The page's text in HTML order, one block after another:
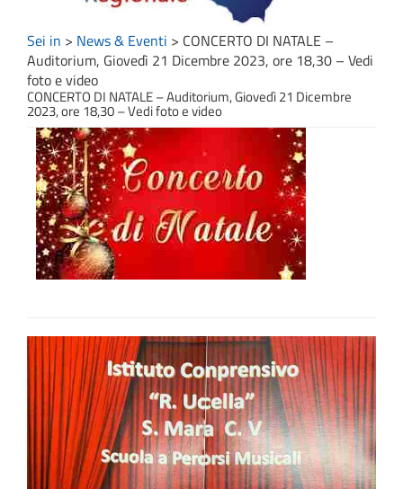
Sei in > News & Eventi > CONCERTO DI NATALE –
Auditorium, Giovedì 21 Dicembre 2023, ore 18,30 – Vedi
foto e video
CONCERTO DI NATALE – Auditorium, Giovedì 21 Dicembre
2023, ore 18,30 – Vedi foto e video